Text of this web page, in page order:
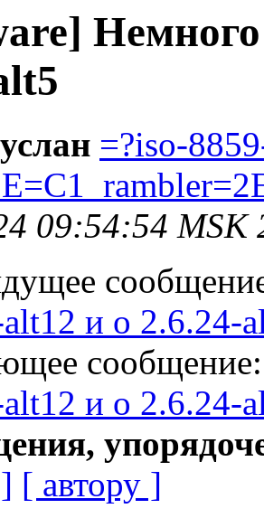
Немного
=?iso-
09:54:54 MSK
и о 2.6.24-
и о 2.6.24-
[ автору ]